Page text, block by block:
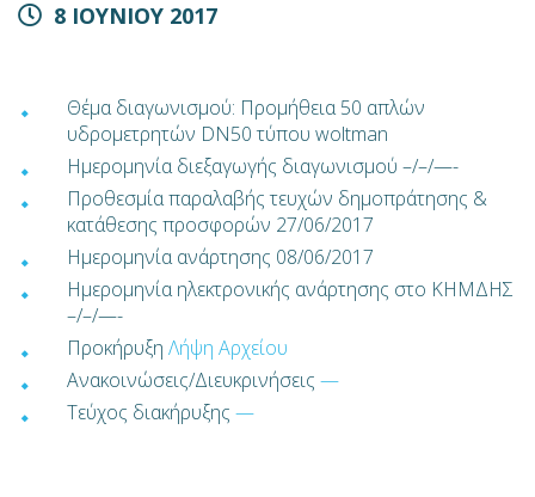
8 ΙΟΥΝΙΟΥ 2017
Θέμα διαγωνισμού: Προμήθεια 50 απλών
υδρομετρητών DN50 τύπου woltman
Ημερομηνία διεξαγωγής διαγωνισμού –/–/—-
Προθεσμία παραλαβής τευχών δημοπράτησης &
κατάθεσης προσφορών 27/06/2017
Ημερομηνία ανάρτησης 08/06/2017
Ημερομηνία ηλεκτρονικής ανάρτησης στο ΚΗΜΔΗΣ
–/–/—-
Προκήρυξη Λήψη Αρχείου
Ανακοινώσεις/Διευκρινήσεις —
Τεύχος διακήρυξης —